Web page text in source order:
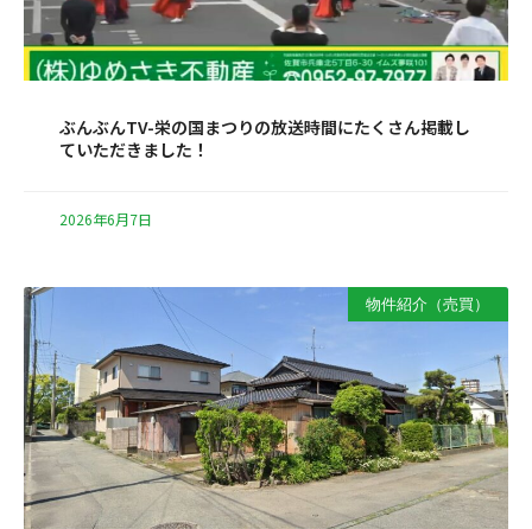
ぶんぶんTV-栄の国まつりの放送時間にたくさん掲載し
ていただきました！
2026年6月7日
物件紹介（売買）